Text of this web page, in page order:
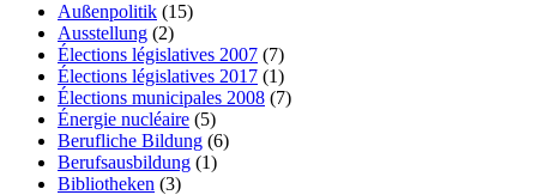
Außenpolitik (15)
Ausstellung (2)
Élections législatives 2007 (7)
Élections législatives 2017 (1)
Élections municipales 2008 (7)
Énergie nucléaire (5)
Berufliche Bildung (6)
Berufsausbildung (1)
Bibliotheken (3)